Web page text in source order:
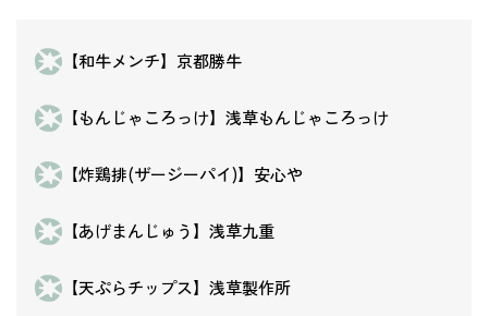
【和牛メンチ】京都勝牛
【もんじゃころっけ】浅草もんじゃころっけ
【炸鶏排(ザージーパイ)】安心や
【あげまんじゅう】浅草九重
【天ぷらチップス】浅草製作所